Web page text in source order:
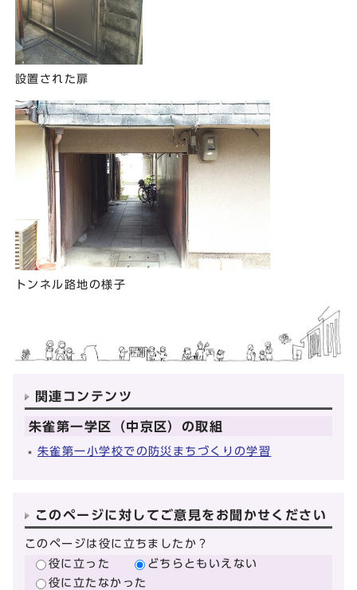
設置された扉
トンネル路地の様子
関連コンテンツ
朱雀第一学区（中京区）の取組
朱雀第一小学校での防災まちづくりの学習
このページに対してご意見をお聞かせください
このページは役に立ちましたか？
役に立った
どちらともいえない
役に立たなかった